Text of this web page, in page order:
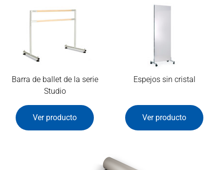
Barra de ballet de la serie
Studio
Ver producto
Espejos sin cristal
Ver producto